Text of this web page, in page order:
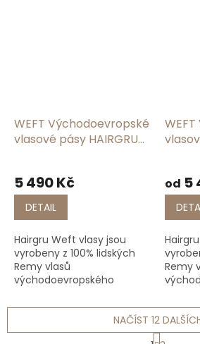
WEFT Východoevropské
vlasové pásy HAIRGRU
5 490 Kč
DETAIL
Hairgru Weft vlasy jsou
vyrobeny z 100% lidských
Remy vlasů
východoevropského
jemnost, lesk a dlouhou
životnost. Na rozdíl od
levnějších variant si vlasy...
od 5
Remy
NAČÍST 12
S